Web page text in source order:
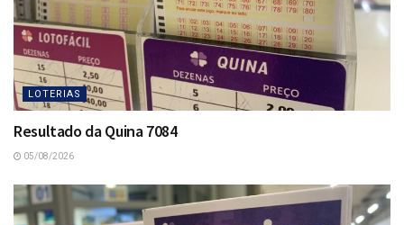
LOTERIAS
Resultado da Quina 7084
05/08/2026